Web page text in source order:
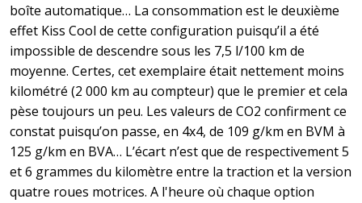
boîte automatique… La consommation est le deuxième
effet Kiss Cool de cette configuration puisqu’il a été
impossible de descendre sous les 7,5 l/100 km de
moyenne. Certes, cet exemplaire était nettement moins
kilométré (2 000 km au compteur) que le premier et cela
pèse toujours un peu. Les valeurs de CO2 confirment ce
constat puisqu’on passe, en 4x4, de 109 g/km en BVM à
125 g/km en BVA… L’écart n’est que de respectivement 5
et 6 grammes du kilomètre entre la traction et la version
quatre roues motrices. A l'heure où chaque option